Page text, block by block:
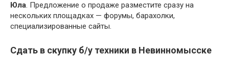
Юла. Предложение о продаже разместите сразу на
нескольких площадках — форумы, барахолки,
специализированные сайты.
Сдать в скупку б/у техники в Невинномысске